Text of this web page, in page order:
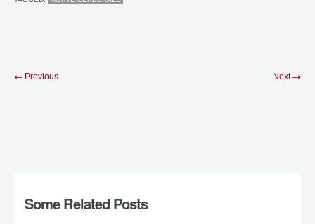
Previous Next
Some Related Posts